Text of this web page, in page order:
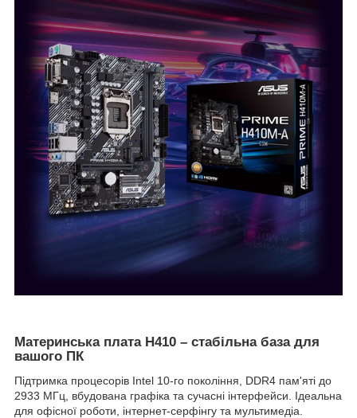
Материнська плата H410 – стабільна база для
вашого ПК
Підтримка процесорів Intel 10-го покоління, DDR4 пам'яті до
2933 МГц, вбудована графіка та сучасні інтерфейси. Ідеальна
для офісної роботи, інтернет-серфінгу та мультимедіа.